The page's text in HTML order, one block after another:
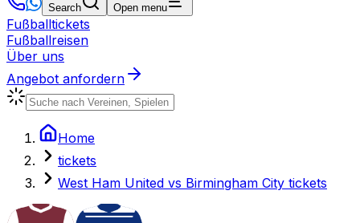
Search Open menu
Fußballtickets
Fußballreisen
Über uns
Angebot anfordern
Home
tickets
West Ham United vs Birmingham City tickets